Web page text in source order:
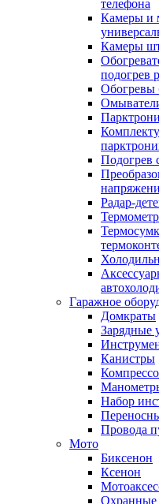
телефона
Камеры и
Камеры
подогрев
Обогревы
Подогрев
Радар-
Гаражное
Домкраты
Зарядные
Канистры
Набор
Провода
Мото
Биксенон
Ксенон
Охранные